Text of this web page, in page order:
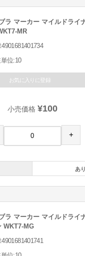
ラ マーカー マイルドライ
MR
位:10
お気に入りに登録
小売価格 ¥100
+
あり
ラ マーカー マイルドライ
WKT7-MG